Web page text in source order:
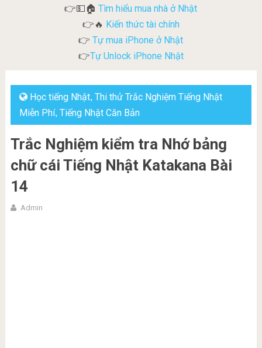
👉💵🏠Tìm hiểu mua nhà ở Nhật
👉🔥 Kiến thức tài chính
👉 Tự mua iPhone ở Nhật
👉Tự Unlock iPhone Nhật
Học tiếng Nhật, Thi thử Trắc Nghiệm Tiếng Nhật
Miễn Phí, Tiếng Nhật Căn Bản
Trắc Nghiệm kiểm tra Nhớ bảng
chữ cái Tiếng Nhật Katakana Bài
14
Admin